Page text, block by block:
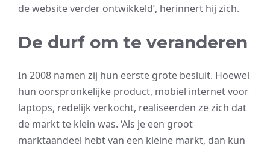
de website verder ontwikkeld’, herinnert hij zich.
De durf om te veranderen
In 2008 namen zij hun eerste grote besluit. Hoewel
hun oorspronkelijke product, mobiel internet voor
laptops, redelijk verkocht, realiseerden ze zich dat
de markt te klein was. ‘Als je een groot
marktaandeel hebt van een kleine markt, dan kun